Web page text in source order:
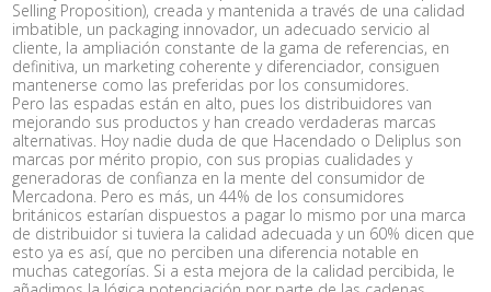
Selling Proposition), creada y mantenida a través de una calidad
imbatible, un packaging innovador, un adecuado servicio al
cliente, la ampliación constante de la gama de referencias, en
definitiva, un marketing coherente y diferenciador, consiguen
mantenerse como las preferidas por los consumidores.
Pero las espadas están en alto, pues los distribuidores van
mejorando sus productos y han creado verdaderas marcas
alternativas. Hoy nadie duda de que Hacendado o Deliplus son
marcas por mérito propio, con sus propias cualidades y
generadoras de confianza en la mente del consumidor de
Mercadona. Pero es más, un 44% de los consumidores
británicos estarían dispuestos a pagar lo mismo por una marca
de distribuidor si tuviera la calidad adecuada y un 60% dicen que
esto ya es así, que no perciben una diferencia notable en
muchas categorías. Si a esta mejora de la calidad percibida, le